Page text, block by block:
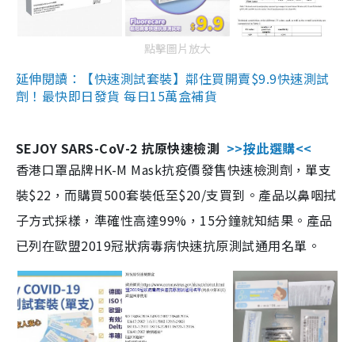
點擊圖片放大
延伸閱讀：【快速測試套裝】鄰住買開賣$9.9快速測試
劑！最快即日發貨 每日15萬盒補貨
SEJOY SARS-CoV-2 抗原快速檢測 >>按此選購<<
香港口罩品牌HK-M Mask抗疫價發售快速檢測劑，單支
裝$22，而購買500套裝低至$20/支買到。產品以鼻咽拭
子方式採樣，準確性高達99%，15分鐘就知結果。產品
已列在歐盟2019冠狀病毒病快速抗原測試通用名單。